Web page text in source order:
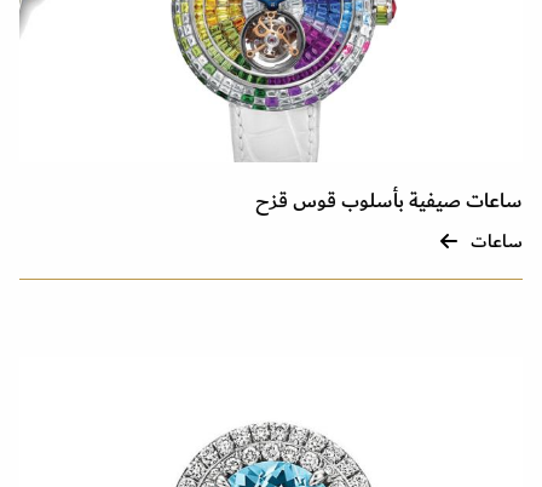
ساعات صيفية بأسلوب قوس قزح
ساعات